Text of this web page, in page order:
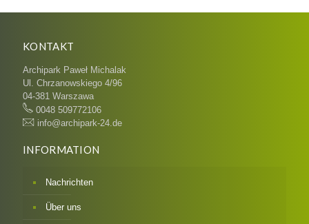
KONTAKT
Archipark Paweł Michalak
Ul. Chrzanowskiego 4/96
04-381 Warszawa
0048 509772106
info@archipark-24.de
INFORMATION
Nachrichten
Über uns